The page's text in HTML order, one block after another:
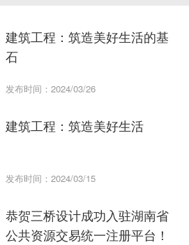
建筑工程：筑造美好生活的基
石
发布时间：2024/03/26
建筑工程：筑造美好生活
发布时间：2024/03/15
恭贺三桥设计成功入驻湖南省
公共资源交易统一注册平台！